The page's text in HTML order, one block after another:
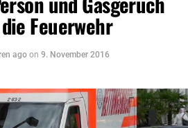
Feuerwehr
ago on 9. November 2016